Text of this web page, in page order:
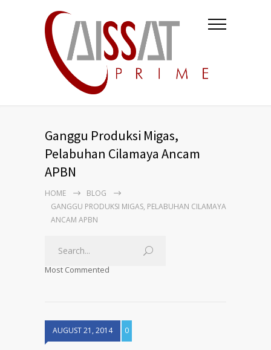
Ganggu Produksi Migas,
Pelabuhan Cilamaya Ancam
APBN
HOME
BLOG
GANGGU PRODUKSI MIGAS, PELABUHAN CILAMAYA
ANCAM APBN
Most Commented
AUGUST 21, 2014 0